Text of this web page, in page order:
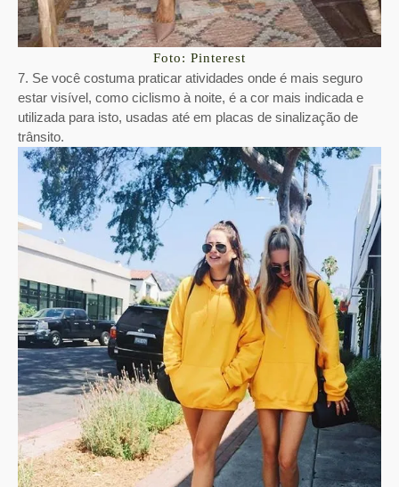
Foto: Pinterest
7. Se você costuma praticar atividades onde é mais seguro
estar visível, como ciclismo à noite, é a cor mais indicada e
utilizada para isto, usadas até em placas de sinalização de
trânsito.